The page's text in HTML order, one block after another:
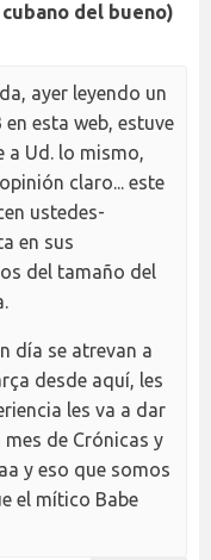
del bueno)
ayer leyendo un
esta web, estuve
a Ud. lo mismo,
claro... este
ustedes-
en sus
del tamaño del
día se atrevan a
desde aquí, les
les va a dar
de Crónicas y
y eso que somos
el mítico Babe